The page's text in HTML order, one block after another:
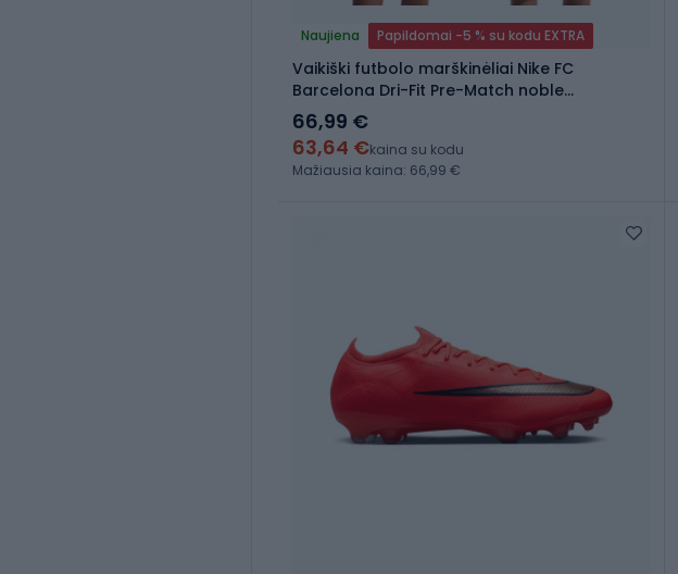
Naujiena Papildomai -5 % su kodu EXTRA
Vaikiški futbolo marškinėliai Nike FC
Barcelona Dri-Fit Pre-Match noble
red/mineral yellow
66,99 €
63,64 €kaina su kodu
Mažiausia kaina: 66,99 €